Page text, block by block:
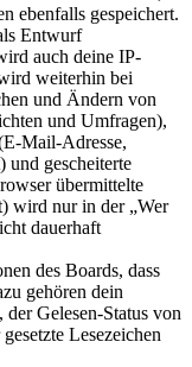
ebenfalls gespeichert.
Entwurf
auch deine IP-
weiterhin bei
und Ändern von
und Umfragen),
Mail-Adresse,
und gescheiterte
übermittelte
wird nur in der „Wer
dauerhaft
des Boards, dass
gehören dein
Gelesen-Status von
Lesezeichen